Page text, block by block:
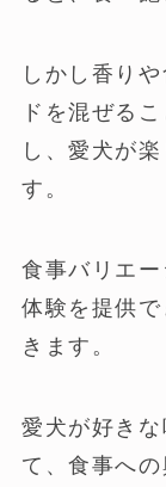
しかし香り
ドを混ぜる
し、愛犬が
す。
食事バリエ
体験を提供で
きます。
愛犬が好き
て、食事へ